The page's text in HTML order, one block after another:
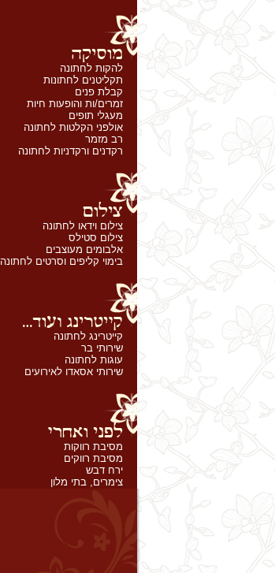
להקות לחתונה
תקליטנים לחתונות
קבלת פנים
זמרים/ות והופעות חיות
מעגלי תופים
אולפני הקלטות לחתונה
רב מזמר
רקדנים ורקדניות לחתונה
צילום וידאו לחתונה
צילום סטילס
אלבומים מעוצבים
בימוי קליפים וסרטים לחתונה
קייטרינג לחתונה
שירותי בר
עוגות לחתונה
שירותי אסאדו לאירועים
מסיבת רווקות
מסיבת רווקים
ירח דבש
צימרים, בתי מלון